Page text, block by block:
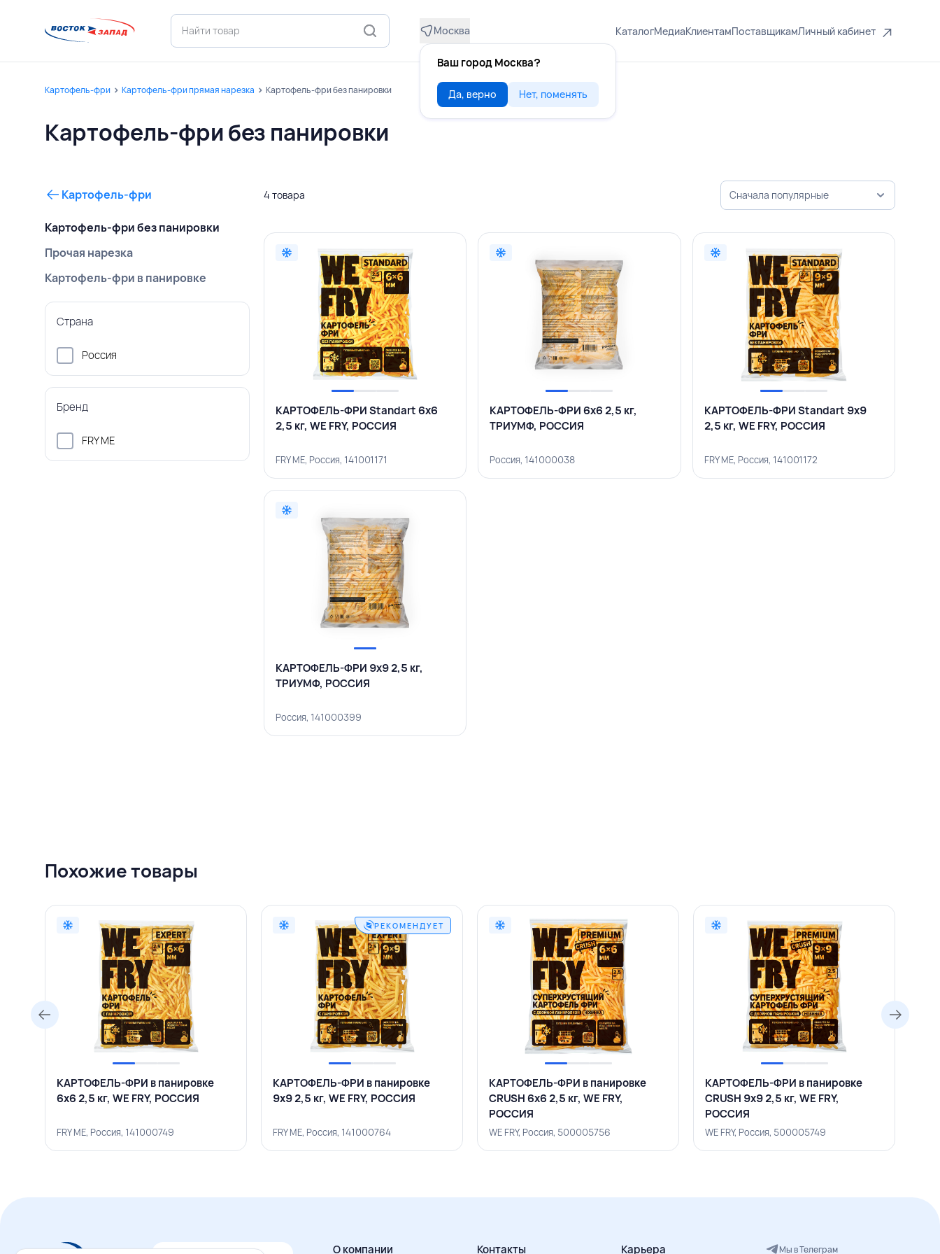
Москва
Ваш город Москва?
Да, верно Нет, поменять
КаталогМедиаКлиентамПоставщикамЛичный кабинет
Картофель-фри Картофель-фри прямая нарезка Картофель-фри без панировки
Картофель-фри без панировки
Картофель-фри
Картофель-фри без панировки
Прочая нарезка
Картофель-фри в панировке
Страна
Россия
Бренд
FRY ME
4 товара Сначала популярные
КАРТОФЕЛЬ-ФРИ Standart 6х6
2,5 кг, WE FRY, РОССИЯ
FRY ME, Россия, 141001171
КАРТОФЕЛЬ-ФРИ 6х6 2,5 кг,
ТРИУМФ, РОССИЯ
Россия, 141000038
КАРТОФЕЛЬ-ФРИ Standart 9х9
2,5 кг, WE FRY, РОССИЯ
FRY ME, Россия, 141001172
КАРТОФЕЛЬ-ФРИ 9х9 2,5 кг,
ТРИУМФ, РОССИЯ
Россия, 141000399
Похожие товары
КАРТОФЕЛЬ-ФРИ в панировке
6х6 2,5 кг, WE FRY, РОССИЯ
FRY ME, Россия, 141000749
РЕКОМЕНДУЕТ
КАРТОФЕЛЬ-ФРИ в панировке
9х9 2,5 кг, WE FRY, РОССИЯ
FRY ME, Россия, 141000764
КАРТОФЕЛЬ-ФРИ в панировке
CRUSH 6х6 2,5 кг, WE FRY,
РОССИЯ
WE FRY, Россия, 500005756
КАРТОФЕЛЬ-ФРИ в панировке
CRUSH 9х9 2,5 кг, WE FRY,
РОССИЯ
WE FRY, Россия, 500005749
О компании Контакты Карьера Мы в Телеграм